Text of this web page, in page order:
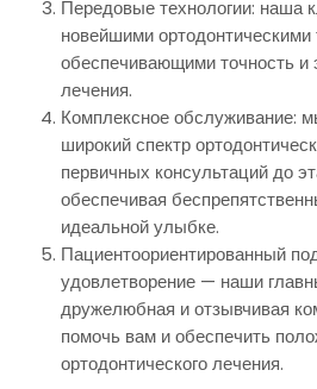
Передовые технологии: наша
новейшими ортодонтическими
обеспечивающими точность и
лечения.
Комплексное обслуживание:
широкий спектр
первичных консультаций до
обеспечивая
идеальной улыбке.
Пациентоориентированный
удовлетворение — наши
дружелюбная и отзывчивая
помочь вам и обеспечить
ортодонтического лечения.